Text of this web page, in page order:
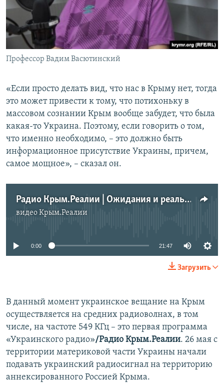
Профессор Вадим Васютинский
«Если просто делать вид, что нас в Крыму нет, тогда
это может привести к тому, что потихоньку в
массовом сознании Крым вообще забудет, что была
какая-то Украина. Поэтому, если говорить о том,
что именно необходимо, – это должно быть
информационное присутствие Украины, причем,
самое мощное», – сказал он.
Радио Крым.Реалии | Ожидания и реальность. Готовы ли сторонники аннексии отказаться от своих убеждений
видеоКрым.Реалии
No media source currently available
0:00 21:47
Загрузить
В данный момент украинское вещание на Крым
осуществляется на средних радиоволнах, в том
числе, на частоте 549 КГц – это первая программа
«Украинского радио»/Радио Крым.Реалии. 26 мая с
территории материковой части Украины начали
подавать украинский радиосигнал на территорию
аннексированного Россией Крыма.